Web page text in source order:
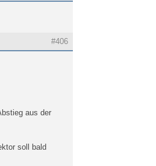
#406
aus der
soll bald